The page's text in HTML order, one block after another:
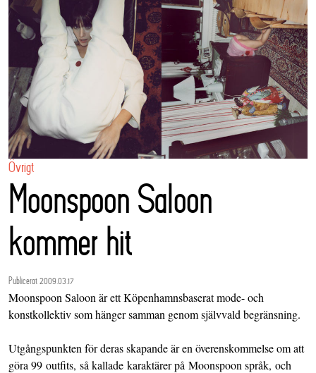
Övrigt
Moonspoon Saloon
kommer hit
Publicerat 2009.03.17
Moonspoon Saloon är ett Köpenhamnsbaserat mode- och
konstkollektiv som hänger samman genom självvald begränsning.
Utgångspunkten för deras skapande är en överenskommelse om att
göra 99 outfits, så kallade karaktärer på Moonspoon språk, och